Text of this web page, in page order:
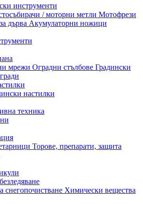
инструменти
/ моторни метли Мотофрези
дърва Акумулаторни ножици
мрежи Оградни стълбове Градински
настилки
техника
Торове, препарати, защита
снегопочистване Химически вещества